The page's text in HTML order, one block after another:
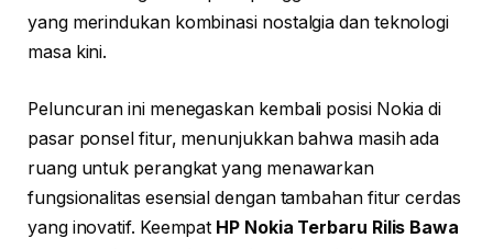
yang merindukan kombinasi nostalgia dan teknologi
masa kini.
Peluncuran ini menegaskan kembali posisi Nokia di
pasar ponsel fitur, menunjukkan bahwa masih ada
ruang untuk perangkat yang menawarkan
fungsionalitas esensial dengan tambahan fitur cerdas
yang inovatif. Keempat HP Nokia Terbaru Rilis Bawa